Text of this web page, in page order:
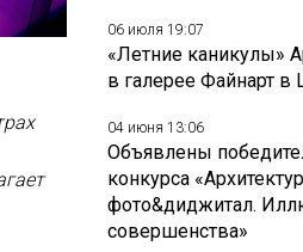
06 июля 19:07
«Летние каникулы»
в галерее Файнарт
04 июня 13:06
Объявлены
конкурса
фото&диджитал.
совершенства»